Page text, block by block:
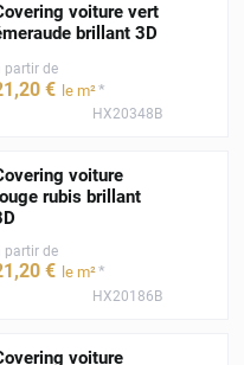
voiture vert
brillant 3D
partir de
,20 € le m²*
HX20348B
voiture
rubis brillant
partir de
,20 € le m²*
HX20186B
voiture